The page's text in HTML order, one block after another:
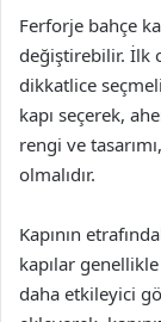
Ferforje bahçe
değiştirebilir. İlk
dikkatlice
kapı seçerek,
rengi ve
olmalıdır.
Kapının
kapılar
daha etkileyici